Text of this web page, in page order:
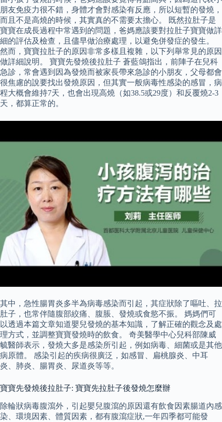
朋友免疫力很不錯，身體才會對感染有反應，所以短暫的發燒，
而且不是高燒的時候，其實真的不需要太擔心。 既然拉肚子是
寶寶在成長過程中常遇到的問題，爸媽應該要對拉肚子寶寶做詳
細的評估及檢查，且儘早做治療處理，以避免併發症的發生。
然而，寶寶拉肚子的原因非常多樣且複雜，以下列舉常見的原因
做詳細說明。 寶寶先發燒後拉肚子 蒼藍鴿指出，前陣子在兒科
急診，常會遇到因為發燒而被家長帶來急診的小朋友，父母都會
很焦慮的說要找出發燒原因，但其實一般病毒性感染的感冒，病
程大概會維持7天，也會出現高燒（如38.5或29度）和反覆燒2-3
天，都算正常的。
其中，急性腸胃炎多半為病毒感染而引起，其症狀除了嘔吐、拉
肚子，也常伴隨腹部絞痛、腹脹、發燒或食慾不振。 媽媽們可
以透過本篇文章知道嬰兒發燒的基本知識，了解正確的觀念及處
理方式，並調整寶寶發燒時的飲食。 奇美醫學中心兒科部陳威
毓醫師表示，發燒大多是感染所引起，例如病毒、細菌或是其他
病原體。 感染引起的疾病很廣泛，如感冒、扁桃腺炎、中耳
炎、肺炎、腸胃炎、尿道炎等等。
寶寶先發燒後拉肚子: 寶寶先拉肚子後發燒怎麼辦
除輪狀病毒腹瀉外，引起嬰兒腹瀉的原因還有飲食因素腸道內感
染、環境因素、體質因素，都有腹瀉症狀,一年四季都可能發